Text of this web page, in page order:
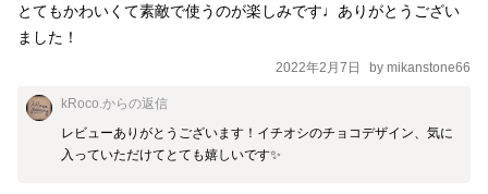
とてもかわいくて素敵で使うのが楽しみです♩ありがとうござい
ました！
2022年2月7日 by mikanstone66
kRoco.からの返信
レビューありがとうございます！イチオシのチョコデザイン、気に
入っていただけてとても嬉しいです✨